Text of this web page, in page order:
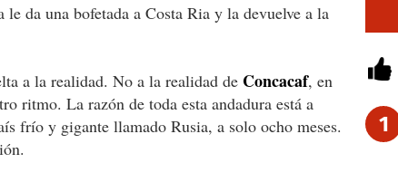
le da una bofetada a Costa Ria y la devuelve a la
a la realidad. No a la realidad de Concacaf, en
ritmo. La razón de toda esta andadura está a
frío y gigante llamado Rusia, a solo ocho meses.
1